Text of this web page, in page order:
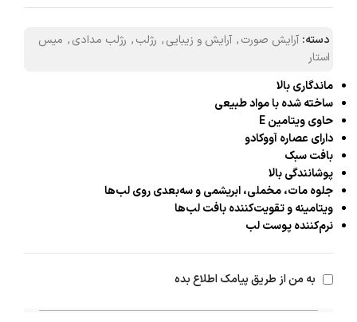
دسته: آرایش صورت, آرایش و زیبایی, رژلب, رژلب مدادی, میس
استار
ماندگاری بالا
ساخته شده با مواد طبیعی
حاوی ویتامین E
دارای عصاره آووکادو
بافت سبک
پوشانندگی بالا
جلوه مات، مخملی، ابریشمی و سه‌بعدی روی لب‌ها
ویتامینه و تقویت‌کننده بافت لب‌ها
نرم‌کننده پوست لب
به من از طریق پیامک اطلاع بده